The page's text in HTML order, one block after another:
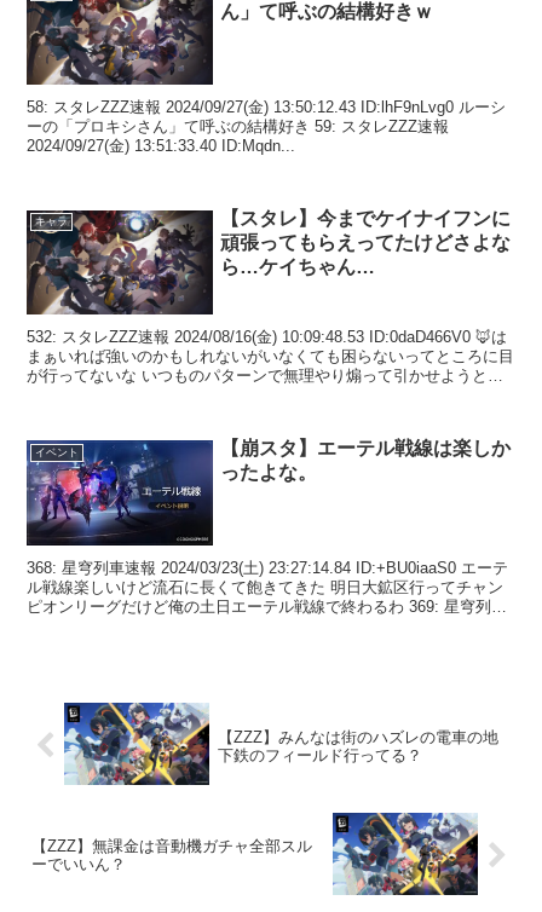
ん」て呼ぶの結構好きｗ
58: スタレZZZ速報 2024/09/27(金) 13:50:12.43 ID:lhF9nLvg0 ルーシ
ーの「プロキシさん」て呼ぶの結構好き 59: スタレZZZ速報
2024/09/27(金) 13:51:33.40 ID:Mqdn...
キャラ
【スタレ】今までケイナイフンに
頑張ってもらえってたけどさよな
ら…ケイちゃん…
532: スタレZZZ速報 2024/08/16(金) 10:09:48.53 ID:0daD466V0 🦊は
まぁいれば強いのかもしれないがいなくても困らないってところに目
が行ってないな いつものパターンで無理やり煽って引かせようとす
イベント
【崩スタ】エーテル戦線は楽しか
ったよな。
368: 星穹列車速報 2024/03/23(土) 23:27:14.84 ID:+BU0iaaS0 エーテ
ル戦線楽しいけど流石に長くて飽きてきた 明日大鉱区行ってチャン
ピオンリーグだけど俺の土日エーテル戦線で終わるわ 369: 星穹列車
【ZZZ】みんなは街のハズレの電車の地
下鉄のフィールド行ってる？
【ZZZ】無課金は音動機ガチャ全部スル
ーでいいん？